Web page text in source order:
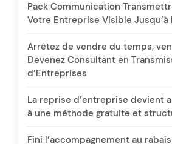
Pack Communication
Votre Entreprise Visible Jusqu’à
Arrêtez de vendre du temps,
Devenez Consultant en
d’Entreprises
La reprise d’entreprise devient
à une méthode gratuite et
Fini l’accompagnement au